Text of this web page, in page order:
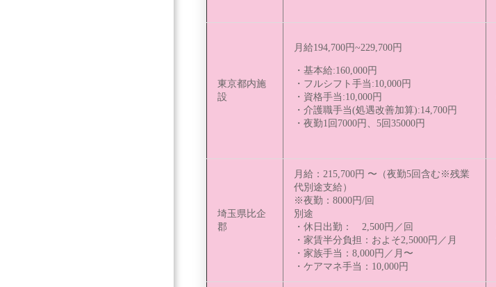
東京都内施
設
月給194,700円~229,700円
・基本給:160,000円
・フルシフト手当:10,000円
・資格手当:10,000円
・介護職手当(処遇改善加算):14,700円
・夜勤1回7000円、5回35000円
埼玉県比企
郡
月給：215,700円 〜（夜勤5回含む※残業
代別途支給）
※夜勤：8000円/回
別途
・休日出勤： 2,500円／回
・家賃半分負担：およそ2,5000円／月
・家族手当：8,000円／月〜
・ケアマネ手当：10,000円